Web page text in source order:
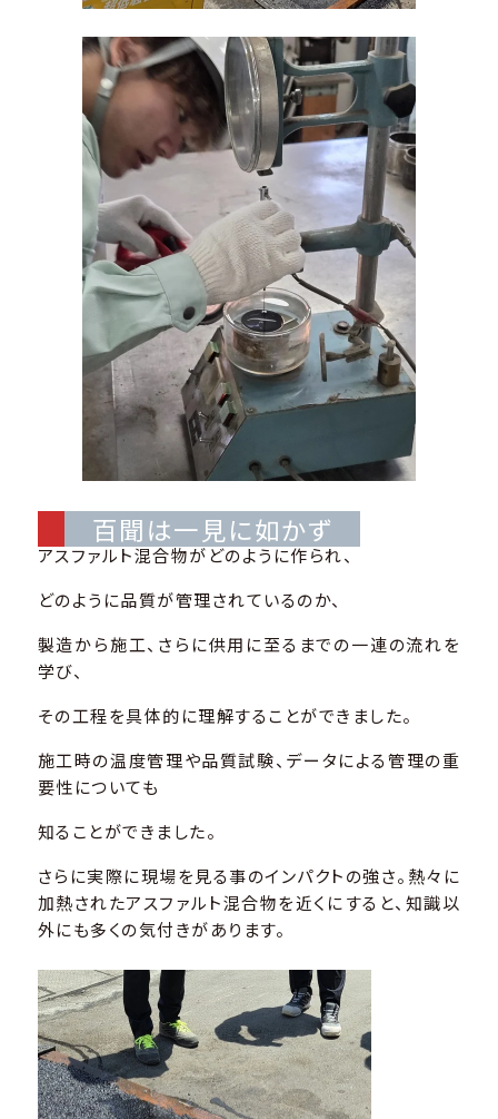
百聞は一見に如かず
アスファルト混合物がどのように作られ、
どのように品質が管理されているのか、
製造から施工、さらに供用に至るまでの一連の流れを
学び、
その工程を具体的に理解することができました。
施工時の温度管理や品質試験、データによる管理の重
要性についても
知ることができました。
さらに実際に現場を見る事のインパクトの強さ。熱々に
加熱されたアスファルト混合物を近くにすると、知識以
外にも多くの気付きがあります。